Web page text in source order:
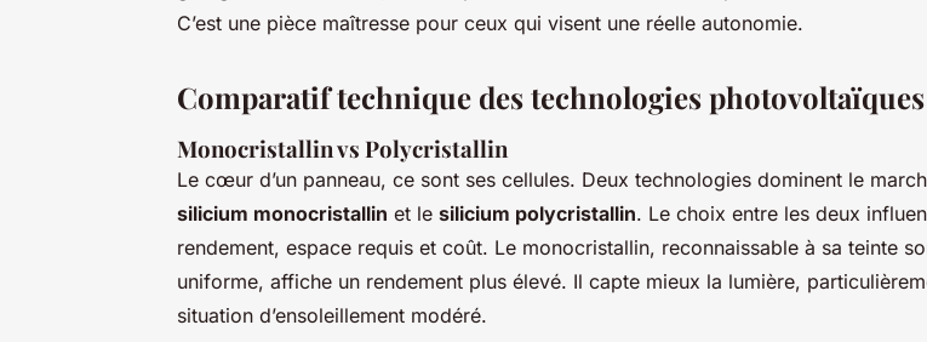
C’est une pièce maîtresse pour ceux qui visent une réelle autonomie.
Comparatif technique des technologies photovoltaïques
Monocristallin vs Polycristallin
Le cœur d’un panneau, ce sont ses cellules. Deux technologies dominent le
silicium monocristallin et le silicium polycristallin. Le choix entre les deux
rendement, espace requis et coût. Le monocristallin, reconnaissable à sa teinte
uniforme, affiche un rendement plus élevé. Il capte mieux la lumière,
situation d’ensoleillement modéré.